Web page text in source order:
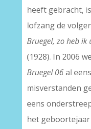
heeft gebracht,
lofzang de
Bruegel, zo heb ik
(1928). In 2006
Bruegel 06al
misverstanden
eens
het geboortejaar